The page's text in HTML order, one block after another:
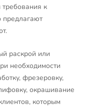
требования к
раскрой или
необходимости
фрезеровку,
окрашивание
которым